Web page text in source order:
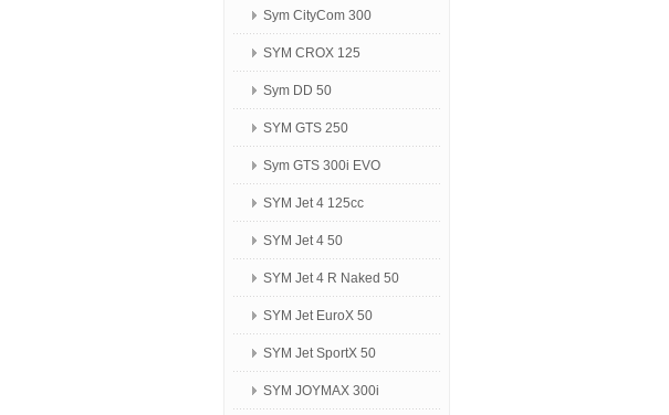
Sym CityCom 300
SYM CROX 125
Sym DD 50
SYM GTS 250
Sym GTS 300i EVO
SYM Jet 4 125сс
SYM Jet 4 50
SYM Jet 4 R Naked 50
SYM Jet EuroX 50
SYM Jet SportX 50
SYM JOYMAX 300i